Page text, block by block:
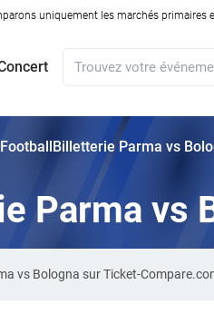
uniquement les marchés primaires
FootballBilletterie Parma vs
Parma vs
vs Bologna sur Ticket-